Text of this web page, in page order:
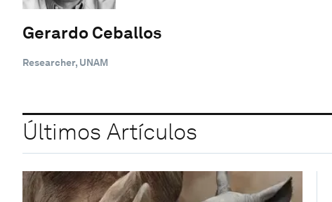
Gerardo Ceballos
Researcher, UNAM
Últimos Artículos